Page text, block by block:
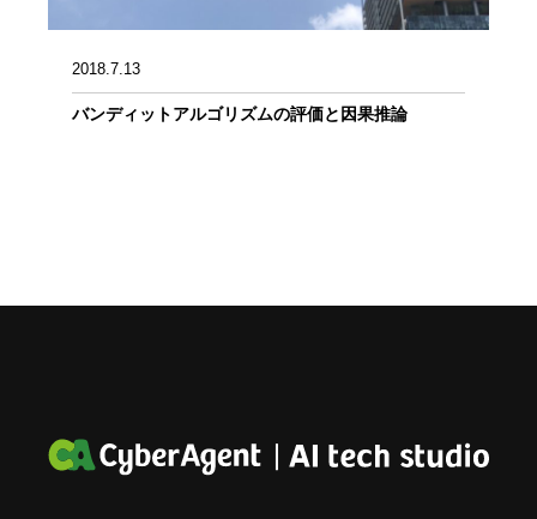
2018.7.13
バンディットアルゴリズムの評価と因果推論